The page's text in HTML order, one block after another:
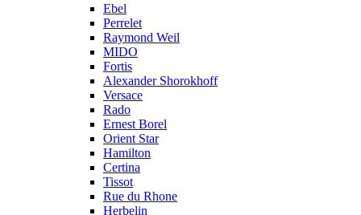
Ebel
Perrelet
Raymond Weil
MIDO
Fortis
Alexander Shorokhoff
Versace
Rado
Ernest Borel
Orient Star
Hamilton
Certina
Tissot
Rue du Rhone
Herbelin